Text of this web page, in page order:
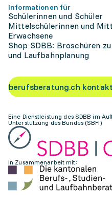
Informationen für
Schülerinnen und Schüler
Mittelschülerinnen und
Erwachsene
Shop SDBB: Broschüren
und Laufbahnplanung
berufsberatung.ch
Eine Dienstleistung des SDBB im
Unterstützung des Bundes (SBFI)
In Zusammenarbeit mit: